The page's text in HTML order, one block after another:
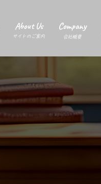
About Us Company
会社概要
サイトのご案内